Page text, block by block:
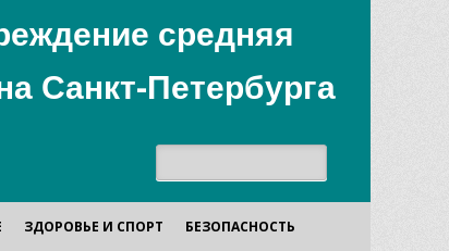
средняя
Санкт-Петербурга
ЗДОРОВЬЕ И СПОРТ БЕЗОПАСНОСТЬ